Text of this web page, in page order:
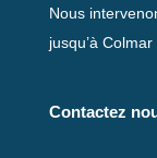
Nous
jusqu’à Colmar
Contactez